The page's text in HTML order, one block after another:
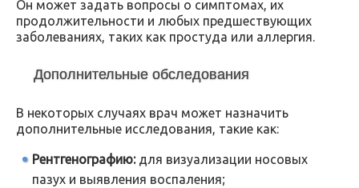
Он может задать вопросы о симптомах, их
продолжительности и любых предшествующих
заболеваниях, таких как простуда или аллергия.
Дополнительные обследования
В некоторых случаях врач может назначить
дополнительные исследования, такие как:
Рентгенографию:для визуализации носовых
пазух и выявления воспаления;